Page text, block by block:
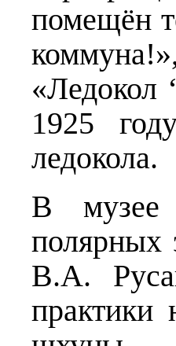
помещён
«Ледокол
1925
ледокола.
В музее
полярных
В.А.
практики